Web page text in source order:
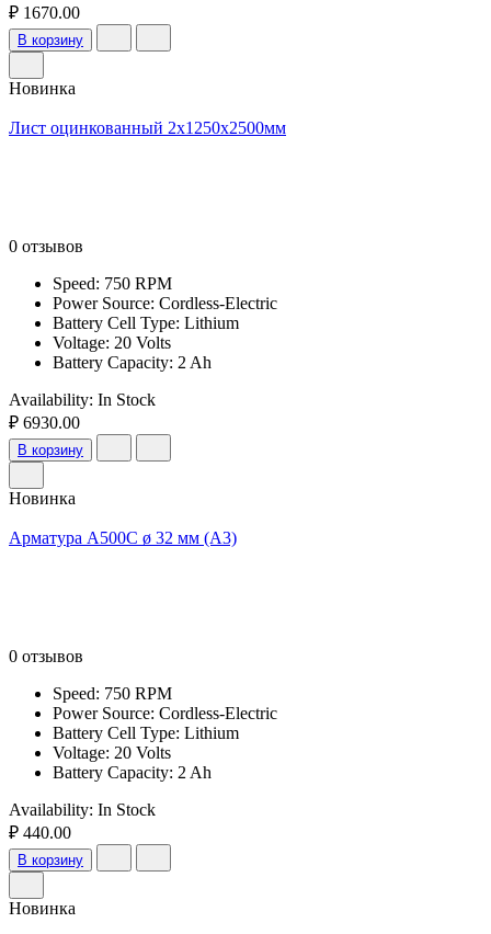
₽ 1670.00
В корзину
Новинка
Лист оцинкованный 2x1250x2500мм
0 отзывов
Speed: 750 RPM
Power Source: Cordless-Electric
Battery Cell Type: Lithium
Voltage: 20 Volts
Battery Capacity: 2 Ah
Availability: In Stock
₽ 6930.00
В корзину
Новинка
Арматура А500С ø 32 мм (А3)
0 отзывов
Speed: 750 RPM
Power Source: Cordless-Electric
Battery Cell Type: Lithium
Voltage: 20 Volts
Battery Capacity: 2 Ah
Availability: In Stock
₽ 440.00
В корзину
Новинка